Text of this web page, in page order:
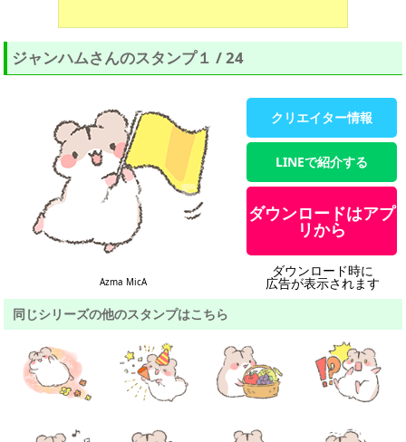
ジャンハムさんのスタンプ１ / 24
Azma MicA
クリエイター情報
LINEで紹介する
ダウンロードはアプ
リから
ダウンロード時に
広告が表示されます
同じシリーズの他のスタンプはこちら